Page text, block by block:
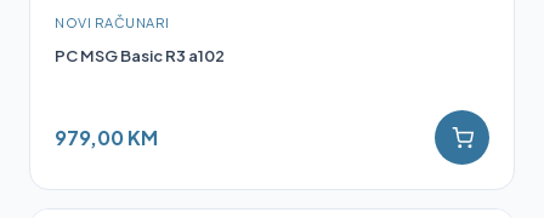
NOVI RAČUNARI
PC MSG Basic R3 a102
979,00 KM